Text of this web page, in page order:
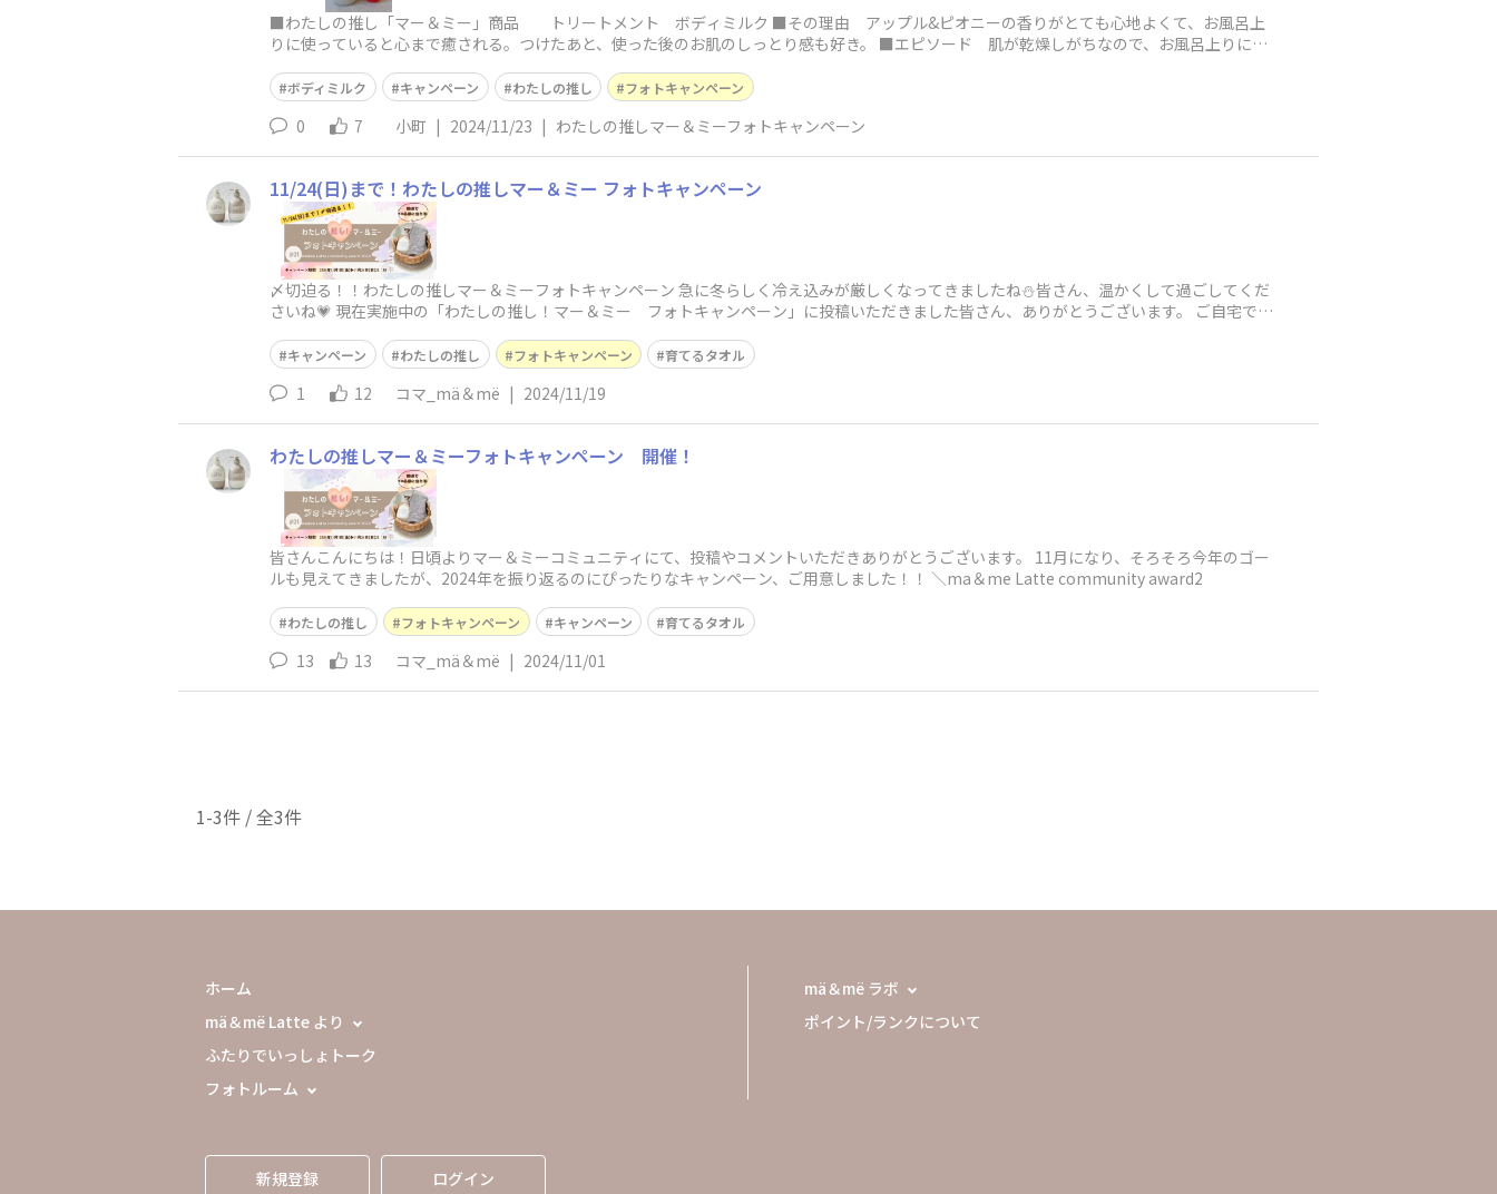
■わたしの推し「マー＆ミー」商品 トリートメント ボディミルク ■その理由 アップル&ピオニーの香りがとても心地よくて、お風呂上
りに使っていると心まで癒される。つけたあと、使った後のお肌のしっとり感も好き。 ■エピソード 肌が乾燥しがちなので、お風呂上りにつ
ボディミルク キャンペーン わたしの推し フォトキャンペーン
0 7 小町 | 2024/11/23 | わたしの推しマー＆ミーフォトキャンペーン
11/24(日)まで！わたしの推しマー＆ミー フォトキャンペーン
〆切迫る！！わたしの推しマー＆ミーフォトキャンペーン 急に冬らしく冷え込みが厳しくなってきましたね⛄皆さん、温かくして過ごしてくだ
さいね💗 現在実施中の「わたしの推し！マー＆ミー フォトキャンペーン」に投稿いただきました皆さん、ありがとうございます。 ご自宅で、
キャンペーン わたしの推し フォトキャンペーン 育てるタオル
1 12 コマ_mä＆më | 2024/11/19
わたしの推しマー＆ミーフォトキャンペーン 開催！
皆さんこんにちは！日頃よりマー＆ミーコミュニティにて、投稿やコメントいただきありがとうございます。 11月になり、そろそろ今年のゴー
ルも見えてきましたが、2024年を振り返るのにぴったりなキャンペーン、ご用意しました！！ ＼ma＆me Latte community award2
わたしの推し フォトキャンペーン キャンペーン 育てるタオル
13 13 コマ_mä＆më | 2024/11/01
1-3件 / 全3件
ホーム
mä＆më Latte より
ふたりでいっしょトーク
フォトルーム
mä＆më ラボ
ポイント/ランクについて
新規登録 ログイン